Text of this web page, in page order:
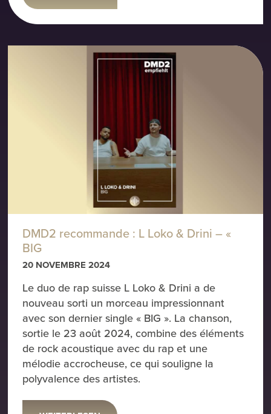
DMD2 recommande : L Loko & Drini – «
BIG
20 NOVEMBRE 2024
Le duo de rap suisse L Loko & Drini a de
nouveau sorti un morceau impressionnant
avec son dernier single « BIG ». La chanson,
sortie le 23 août 2024, combine des éléments
de rock acoustique avec du rap et une
mélodie accrocheuse, ce qui souligne la
polyvalence des artistes.